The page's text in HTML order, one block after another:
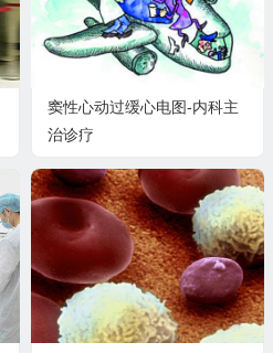
窦性心动过缓心电图-内科主
治诊疗